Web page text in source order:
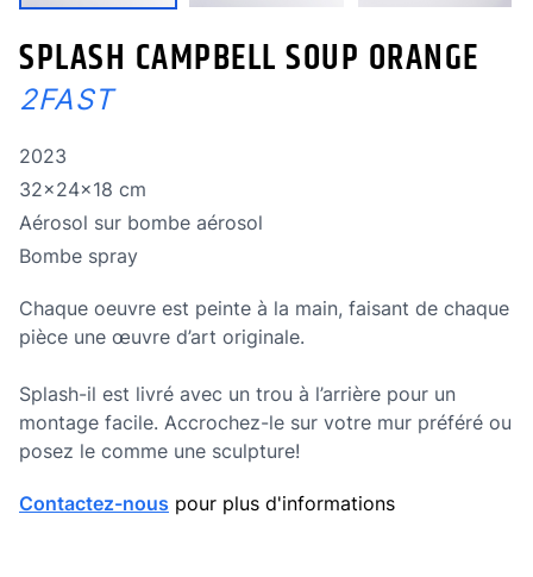
SPLASH CAMPBELL SOUP ORANGE
2FAST
Année de réalisation
2023
Dimensions
32x24x18 cm
Technique
Aérosol sur bombe aérosol
Technique
Bombe spray
Chaque oeuvre est peinte à la main, faisant de chaque
pièce une œuvre d’art originale.
Splash-il est livré avec un trou à l’arrière pour un
montage facile. Accrochez-le sur votre mur préféré ou
posez le comme une sculpture!
Contactez-nous pour plus d'informations